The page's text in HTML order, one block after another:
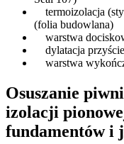
termoizolacja
(folia budowlana)
warstwa
dylatacja
warstwa
Osuszanie
izolacji
fundamentów i